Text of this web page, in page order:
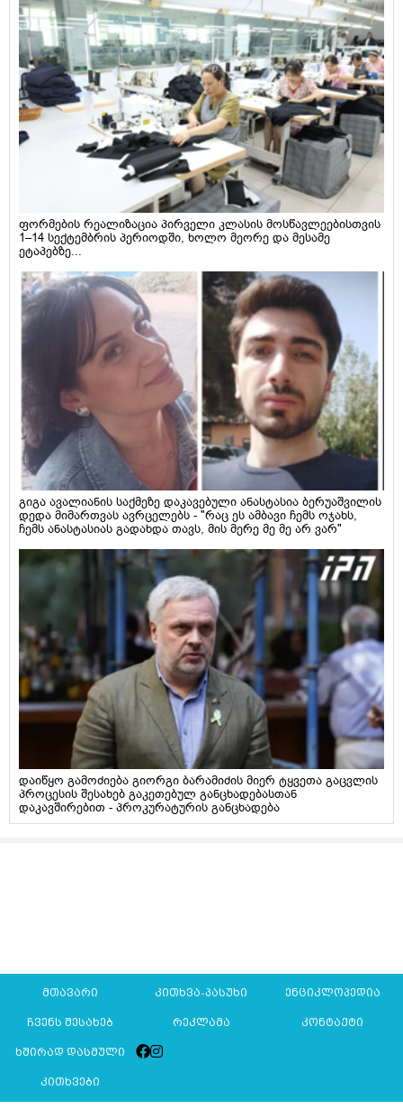
ფორმების რეალიზაცია პირველი კლასის მოსწავლეებისთვის
1–14 სექტემბრის პერიოდში, ხოლო მეორე და მესამე
ეტაპებზე...
გიგა ავალიანის საქმეზე დაკავებული ანასტასია ბერუაშვილის
დედა მიმართვას ავრცელებს - "რაც ეს ამბავი ჩემს ოჯახს,
ჩემს ანასტასიას გადახდა თავს, მის მერე მე მე არ ვარ"
დაიწყო გამოძიება გიორგი ბარამიძის მიერ ტყვეთა გაცვლის
პროცესის შესახებ გაკეთებულ განცხადებასთან
დაკავშირებით - პროკურატურის განცხადება
მთავარი კითხვა-პასუხი ენციკლოპედია
ჩვენს შესახებ რეკლამა კონტაქტი
ხშირად დასმული
კითხვები